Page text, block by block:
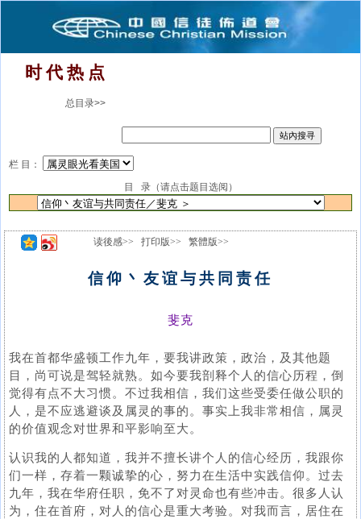
时 代 热 点
总目录>>
栏 目：
目 录（请点击题目选阅）
读後感>> 打印版>> 繁體版>>
信仰丶友谊与共同责任
斐克
我在首都华盛顿工作九年，要我讲政策，政治，及其他题
目，尚可说是驾轻就熟。如今要我剖释个人的信心历程，倒
觉得有点不大习惯。不过我相信，我们这些受委任做公职的
人，是不应逃避谈及属灵的事的。事实上我非常相信，属灵
的价值观念对世界和平影响至大。
认识我的人都知道，我并不擅长讲个人的信心经历，我跟你
们一样，存着一颗诚挚的心，努力在生活中实践信仰。过去
九年，我在华府任职，免不了对灵命也有些冲击。很多人认
为，住在首府，对人的信心是重大考验。对我而言，居住在